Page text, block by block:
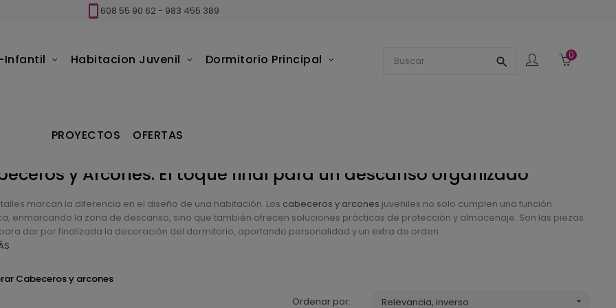
608 55 90 62 - 983 455 389
Infantil Habitacion Juvenil Dormitorio Principal
PROYECTOS OFERTAS
search
0
y Arcones: El toque final para un descanso organizado
marcan la diferencia en el diseño de una habitación. Los cabeceros y arcones juveniles no solo cumplen una función
enmarcando la zona de descanso, sino que también ofrecen soluciones prácticas de protección y almacenaje. Son las piezas
dar por finalizada la decoración del dormitorio, aportando personalidad y un extra de orden.
Cabeceros y arcones
Ordenar por:
Relevancia, inverso 